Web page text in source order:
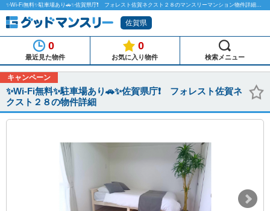
✨Wi-Fi無料✨駐車場あり🚗✨佐賀県庁❗ フォレスト佐賀ネクスト２８のマンスリーマンション物件詳細「グッドマンスリー」
佐賀県
0
最近見た物件
0
お気に入り物件 検索メニュー
キャンペーン
✨Wi-Fi無料✨駐車場あり🚗✨佐賀県庁❗ フォレスト佐賀ネ
クスト２８の物件詳細